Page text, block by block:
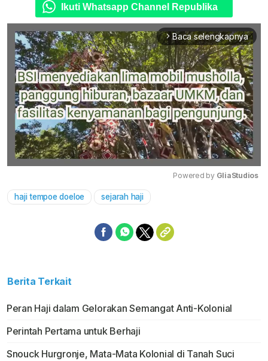
Ikuti Whatsapp Channel Republika
arrow_forward_ios Baca selengkapnya
Powered by GliaStudios
haji tempoe doeloe sejarah haji
Berita Terkait
Peran Haji dalam Gelorakan Semangat Anti-Kolonial
Perintah Pertama untuk Berhaji
Snouck Hurgronje, Mata-Mata Kolonial di Tanah Suci